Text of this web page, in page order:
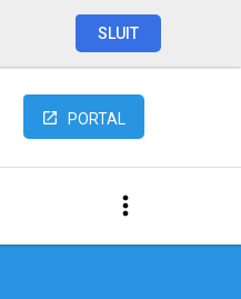
SLUIT
PORTAL